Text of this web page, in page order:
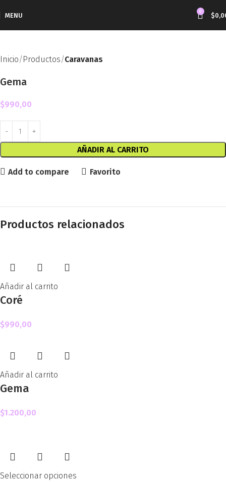
MENU
0
$
Inicio Productos Caravanas
Gema
$990,00
AÑADIR AL CARRITO
Add to compare Favorito
Productos relacionados
Añadir al carrito
Coré
$990,00
Añadir al carrito
Gema
$1.200,00
Seleccionar opciones